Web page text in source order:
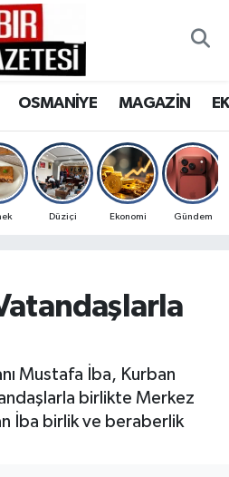
OSMANİYE MAGAZİN
Düziçi Ekonomi Gündem
Mustafa İba, Kurban
birlikte Merkez
İba birlik ve beraberlik
Eczaneler
Haritası
ve Fikstür